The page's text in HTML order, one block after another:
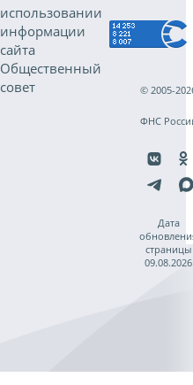
использовании
информации
сайта
Общественный
совет
© 2005-
ФНС
Дата
страницы
09.08.2026